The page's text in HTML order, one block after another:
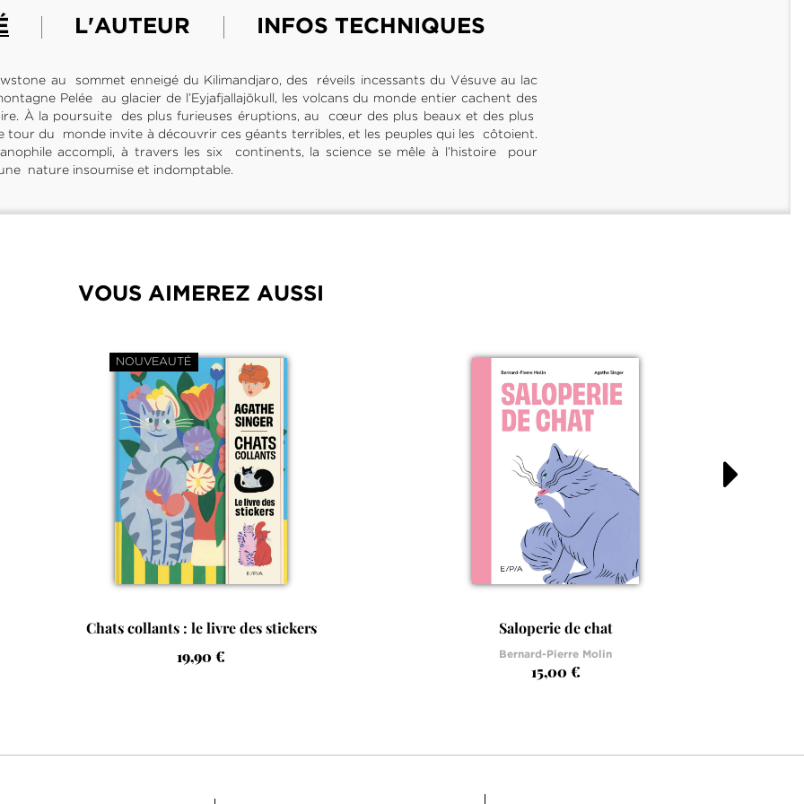
L'AUTEUR INFOS TECHNIQUES
au sommet enneigé du Kilimandjaro, des réveils incessants du Vésuve au lac
Pelée au glacier de l’Eyjafjallajökull, les volcans du monde entier cachent des
À la poursuite des plus furieuses éruptions, au cœur des plus beaux et des plus
tour du monde invite à découvrir ces géants terribles, et les peuples qui les côtoient.
accompli, à travers les six continents, la science se mêle à l’histoire pour
nature insoumise et indomptable.
VOUS AIMEREZ AUSSI
NOUVEAUTÉ
Chats collants : le livre des stickers
19,90 €
Saloperie de chat
Bernard-Pierre Molin
15,00 €